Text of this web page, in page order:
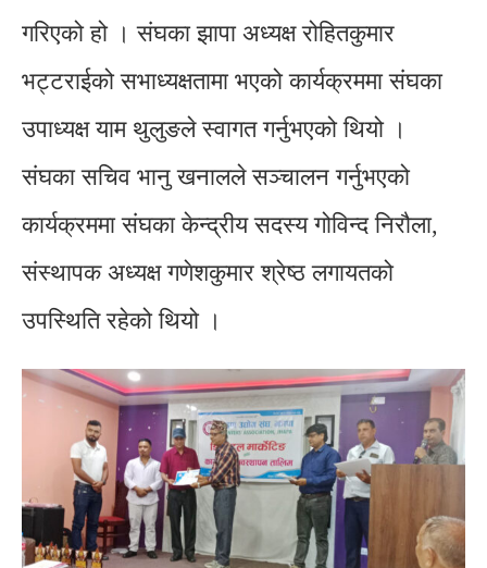
गरिएको हो । संघका झापा अध्यक्ष रोहितकुमार
भट्टराईको सभाध्यक्षतामा भएको कार्यक्रममा संघका
उपाध्यक्ष याम थुलुङले स्वागत गर्नुभएको थियो ।
संघका सचिव भानु खनालले सञ्चालन गर्नुभएको
कार्यक्रममा संघका केन्द्रीय सदस्य गोविन्द निरौला,
संस्थापक अध्यक्ष गणेशकुमार श्रेष्ठ लगायतको
उपस्थिति रहेको थियो ।